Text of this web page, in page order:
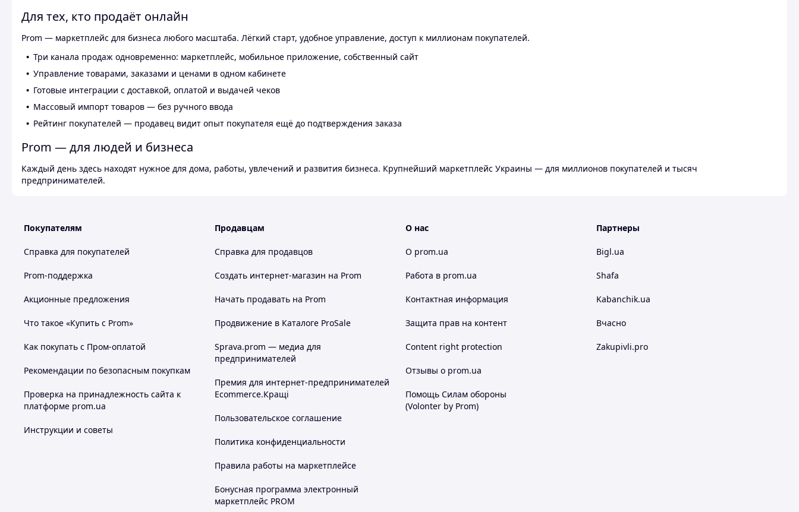
Для тех, кто продаёт онлайн
Prom — маркетплейс для бизнеса любого масштаба. Лёгкий старт, удобное управление, доступ к миллионам покупателей.
Три канала продаж одновременно: маркетплейс, мобильное приложение, собственный сайт
Управление товарами, заказами и ценами в одном кабинете
Готовые интеграции с доставкой, оплатой и выдачей чеков
Массовый импорт товаров — без ручного ввода
Рейтинг покупателей — продавец видит опыт покупателя ещё до подтверждения заказа
Prom — для людей и бизнеса
Каждый день здесь находят нужное для дома, работы, увлечений и развития бизнеса. Крупнейший маркетплейс Украины — для миллионов покупателей и тысяч
предпринимателей.
Покупателям
Справка для покупателей
Prom-поддержка
Акционные предложения
Что такое «Купить с Prom»
Как покупать с Пром-оплатой
Рекомендации по безопасным покупкам
Проверка на принадлежность сайта к
платформе prom.ua
Инструкции и советы
Продавцам
Справка для продавцов
Создать интернет-магазин на Prom
Начать продавать на Prom
Продвижение в Каталоге ProSale
Sprava.prom — медиа для
предпринимателей
Премия для интернет-предпринимателей
Ecommerce.Кращі
Пользовательское соглашение
Политика конфиденциальности
Правила работы на маркетплейсе
Бонусная программа электронный
маркетплейс PROM
О нас
О prom.ua
Работа в prom.ua
Контактная информация
Защита прав на контент
Content right protection
Отзывы о prom.ua
Помощь Силам обороны
(Volonter by Prom)
Партнеры
Bigl.ua
Shafa
Kabanchik.ua
Вчасно
Zakupivli.pro